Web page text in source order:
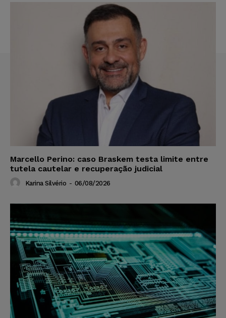
Marcello Perino: caso Braskem testa limite entre
tutela cautelar e recuperação judicial
Karina Silvério - 06/08/2026